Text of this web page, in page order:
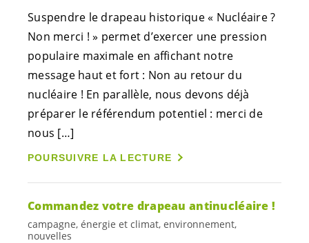
Suspendre le drapeau historique « Nucléaire ?
Non merci ! » permet d’exercer une pression
populaire maximale en affichant notre
message haut et fort : Non au retour du
nucléaire ! En parallèle, nous devons déjà
préparer le référendum potentiel : merci de
nous […]
POURSUIVRE LA LECTURE
Commandez votre drapeau antinucléaire !
campagne, énergie et climat, environnement,
nouvelles